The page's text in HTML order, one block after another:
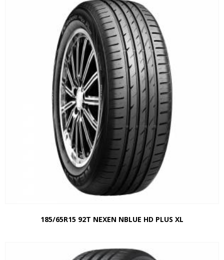
185/65R15 92T NEXEN NBLUE HD PLUS XL